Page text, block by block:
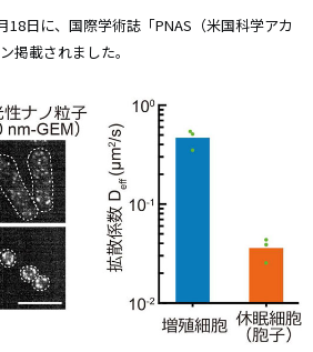
日に、国際学術誌「PNAS（米国科学アカ
掲載されました。